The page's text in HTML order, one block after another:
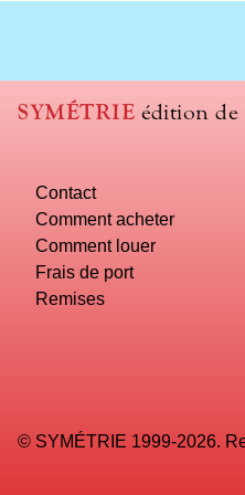
SYMÉTRIE édition de
Contact
Comment acheter
Comment louer
Frais de port
Remises
© SYMÉTRIE 1999-2026.